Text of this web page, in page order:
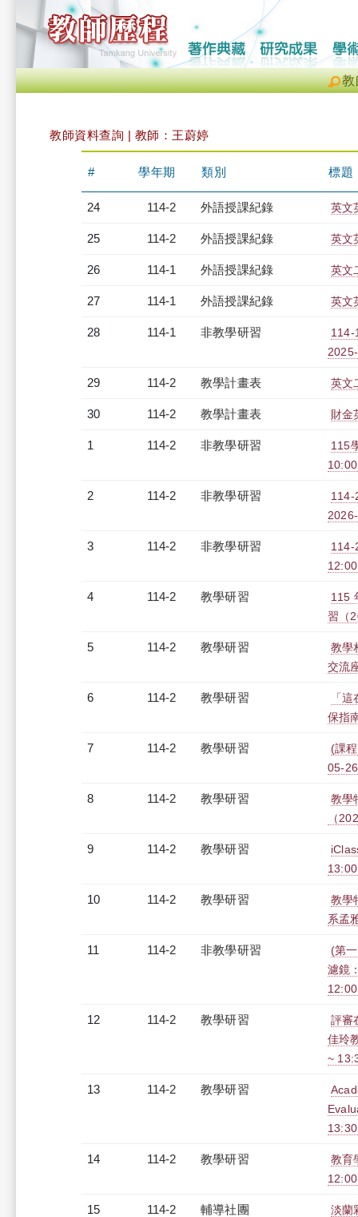
教
教師資料查詢 | 教師：王蔚婷
# 學年期 類別 標題
24 114-2 外語授課紀錄 英文
25 114-2 外語授課紀錄 英文
26 114-1 外語授課紀錄 英文
27 114-1 外語授課紀錄 英文
28 114-1 非教學研習
114-
29 114-2 教學計畫表 英文
30 114-2 教學計畫表 財金
1 114-2 非教學研習
115
2 114-2 非教學研習
114-
3 114-2 非教學研習
114-
4 114-2 教學研習
115
習（
5 114-2 教學研習
教學
交流
6 114-2 教學研習
「
保指
7 114-2 教學研習
(課
05-
8 114-2 教學研習
教學
（
9 114-2 教學研習
10 114-2 教學研習
教學
系孟
11 114-2 非教學研習
(第
濾鏡
12 114-2 教學研習
評審
佳玲
~
13 114-2 教學研習
14 114-2 教學研習
教育
15 114-2 輔導社團 淡蘭